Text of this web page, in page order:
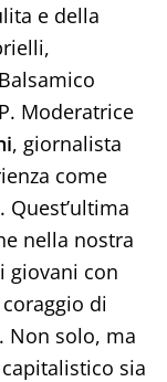
e della
Moderatrice
, giornalista
come
Quest’ultima
nella nostra
giovani con
di
Non solo, ma
sia